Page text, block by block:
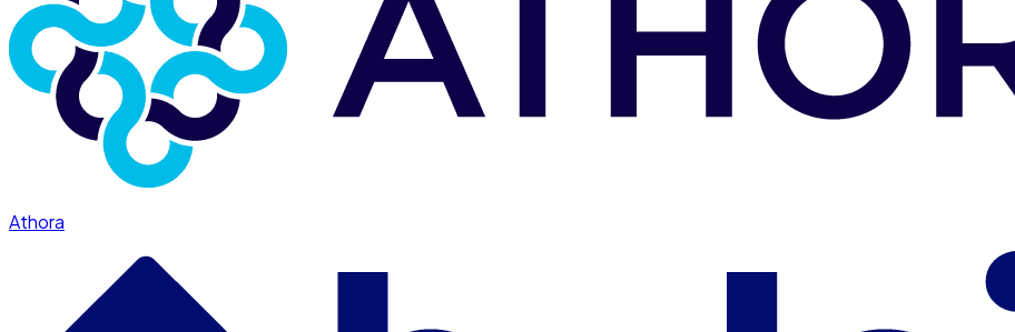
Athora